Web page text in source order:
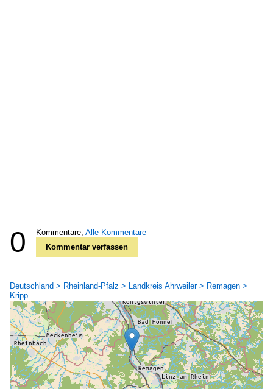
0 Kommentare, Alle Kommentare
Kommentar verfassen
Deutschland > Rheinland-Pfalz > Landkreis Ahrweiler > Remagen >
Kripp